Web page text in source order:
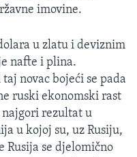
imovine.
u zlatu i deviznim
nafte i plina.
novac bojeći se pada
ruski ekonomski rast
najgori rezultat u
u kojoj su, uz Rusiju,
Rusija se djelomično